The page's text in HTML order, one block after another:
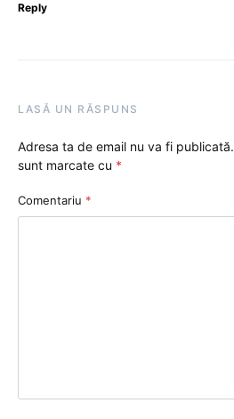
Reply
LASĂ UN RĂSPUNS
Adresa ta de email nu va fi publicată.
sunt marcate cu *
Comentariu *